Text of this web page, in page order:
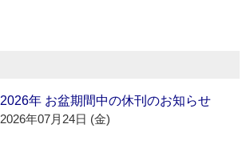
2026年 お盆期間中の休刊のお知らせ
2026年07月24日 (金)